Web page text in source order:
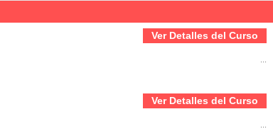
Ver Detalles del Curso
Ver Detalles del Curso